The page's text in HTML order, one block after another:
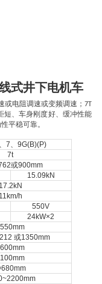
式井下电机车
或电阻调速或变频调速；7T
短、车身刚度好、缓冲性能
平稳可靠。
7、9G(B)(P)
7t
或900mm
15.09kN
17.2kN
11km/h
550V
24kW×2
550mm
2 或1350mm
600mm